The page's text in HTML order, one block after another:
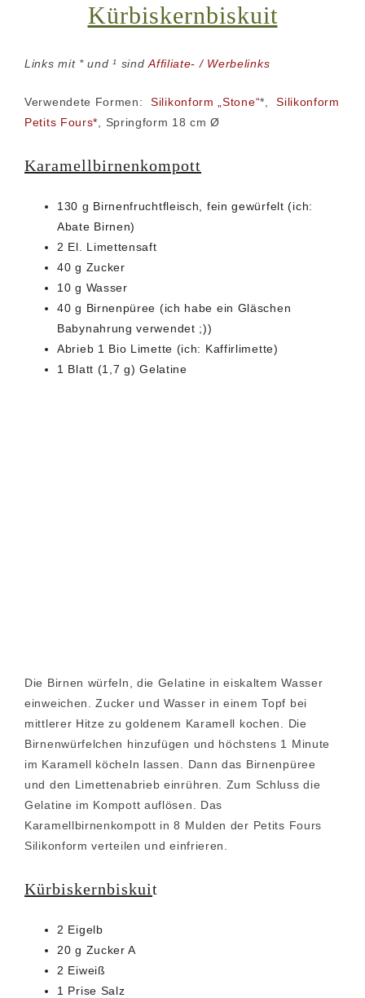
Kürbiskernbiskuit
Links mit * und ¹ sindAffiliate- / Werbelinks
Verwendete Formen: Silikonform „Stone“*,Silikonform
Petits Fours* , Springform 18 cm Ø
Karamellbirnenkompott
130 g Birnenfruchtfleisch, fein gewürfelt (ich:
Abate Birnen)
2 El. Limettensaft
40 g Zucker
10 g Wasser
40 g Birnenpüree (ich habe ein Gläschen
Babynahrung verwendet ;))
Abrieb 1 Bio Limette (ich: Kaffirlimette)
1 Blatt (1,7 g) Gelatine
Die Birnen würfeln, die Gelatine in eiskaltem Wasser
einweichen. Zucker und Wasser in einem Topf bei
mittlerer Hitze zu goldenem Karamell kochen. Die
Birnenwürfelchen hinzufügen und höchstens 1 Minute
im Karamell köcheln lassen. Dann das Birnenpüree
und den Limettenabrieb einrühren. Zum Schluss die
Gelatine im Kompott auflösen. Das
Karamellbirnenkompott in 8 Mulden der Petits Fours
Silikonform verteilen und einfrieren.
Kürbiskernbiskuit
2 Eigelb
20 g Zucker A
2 Eiweiß
1 Prise Salz